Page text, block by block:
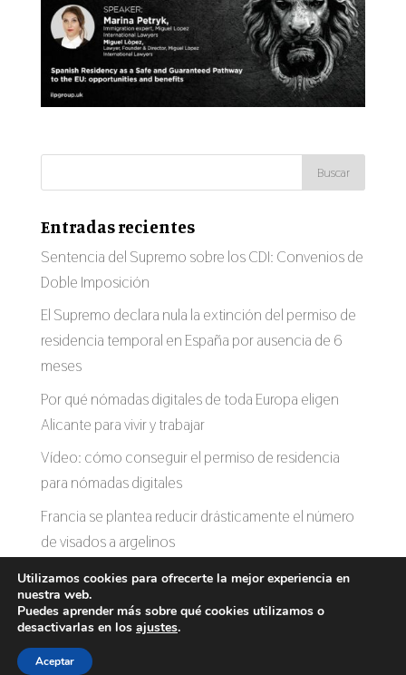
Entradas recientes
Sentencia del Supremo sobre los CDI: Convenios de
Doble Imposición
El Supremo declara nula la extinción del permiso de
residencia temporal en España por ausencia de 6
meses
Por qué nómadas digitales de toda Europa eligen
Alicante para vivir y trabajar
Vídeo: cómo conseguir el permiso de residencia
para nómadas digitales
Francia se plantea reducir drásticamente el número
de visados a argelinos
Utilizamos cookies para ofrecerte la mejor experiencia en
nuestra web.
Puedes aprender más sobre qué cookies utilizamos o
desactivarlas en los ajustes.
Aceptar